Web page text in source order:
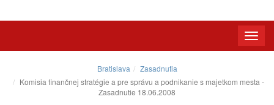
Toggle
Bratislava
Zasadnutia
Komisia finančnej stratégie a pre správu a podnikanie s majetkom mesta -
Zasadnutie 18.06.2008